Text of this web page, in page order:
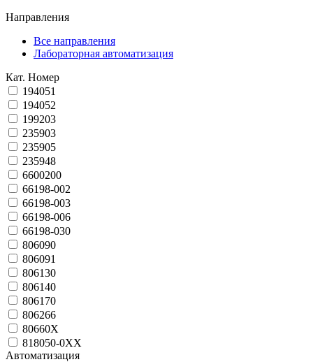
Направления
Все направления
Лабораторная автоматизация
Кат. Номер
194051
194052
199203
235903
235905
235948
6600200
66198-002
66198-003
66198-006
66198-030
806090
806091
806130
806140
806170
806266
80660X
818050-0ХХ
Автоматизация